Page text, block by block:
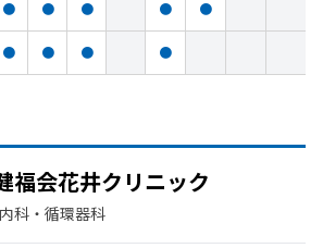
● ● ● ● ●
● ● ● ●
福会花井クリニック
科・​循環器科